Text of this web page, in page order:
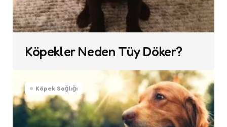
Köpekler Neden Tüy Döker?
Köpek Sağlığı